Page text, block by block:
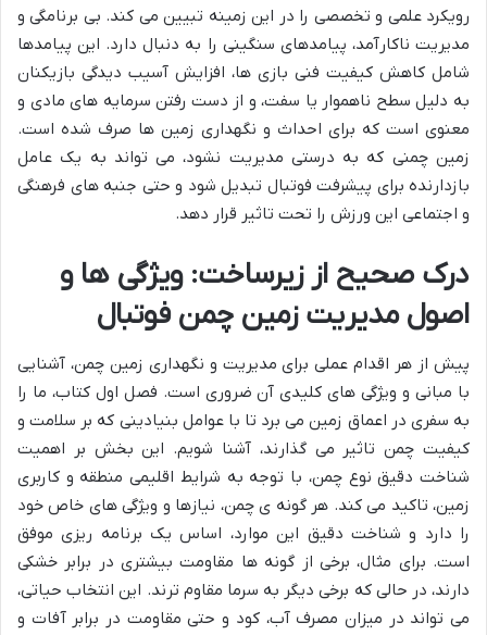
رویکرد علمی و تخصصی را در این زمینه تبیین می کند. بی برنامگی و
مدیریت ناکارآمد، پیامدهای سنگینی را به دنبال دارد. این پیامدها
شامل کاهش کیفیت فنی بازی ها، افزایش آسیب دیدگی بازیکنان
به دلیل سطح ناهموار یا سفت، و از دست رفتن سرمایه های مادی و
معنوی است که برای احداث و نگهداری زمین ها صرف شده است.
زمین چمنی که به درستی مدیریت نشود، می تواند به یک عامل
بازدارنده برای پیشرفت فوتبال تبدیل شود و حتی جنبه های فرهنگی
و اجتماعی این ورزش را تحت تاثیر قرار دهد.
درک صحیح از زیرساخت: ویژگی ها و
اصول مدیریت زمین چمن فوتبال
پیش از هر اقدام عملی برای مدیریت و نگهداری زمین چمن، آشنایی
با مبانی و ویژگی های کلیدی آن ضروری است. فصل اول کتاب، ما را
به سفری در اعماق زمین می برد تا با عوامل بنیادینی که بر سلامت و
کیفیت چمن تاثیر می گذارند، آشنا شویم. این بخش بر اهمیت
شناخت دقیق نوع چمن، با توجه به شرایط اقلیمی منطقه و کاربری
زمین، تاکید می کند. هر گونه ی چمن، نیازها و ویژگی های خاص خود
را دارد و شناخت دقیق این موارد، اساس یک برنامه ریزی موفق
است. برای مثال، برخی از گونه ها مقاومت بیشتری در برابر خشکی
دارند، در حالی که برخی دیگر به سرما مقاوم ترند. این انتخاب حیاتی،
می تواند در میزان مصرف آب، کود و حتی مقاومت در برابر آفات و